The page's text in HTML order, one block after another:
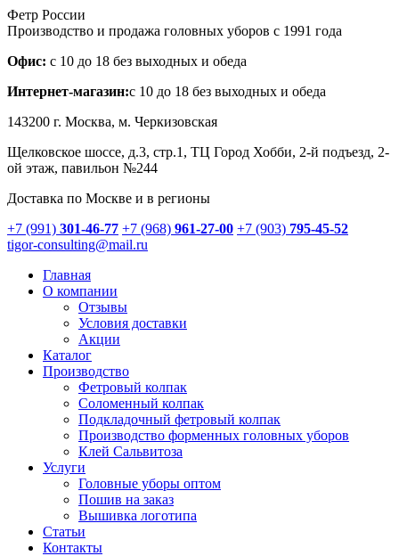
Фетр России
Производство и продажа головных уборов с 1991 года
Офис: с 10 до 18 без выходных и обеда
Интернет-магазин:с 10 до 18 без выходных и обеда
143200 г. Москва, м. Черкизовская
Щелковское шоссе, д.3, стр.1 , ТЦ Город Хобби, 2-й подъезд, 2-
ой этаж, павильон №244
Доставка по Москве и в регионы
+7 (991) 301-46-77 +7 (968) 961-27-00 +7 (903) 795-45-52
tigor-consulting@mail.ru
Главная
О компании
Отзывы
Условия доставки
Акции
Каталог
Производство
Фетровый колпак
Соломенный колпак
Подкладочный фетровый колпак
Производство форменных головных уборов
Клей Сальвитоза
Услуги
Головные уборы оптом
Пошив на заказ
Вышивка логотипа
Статьи
Контакты